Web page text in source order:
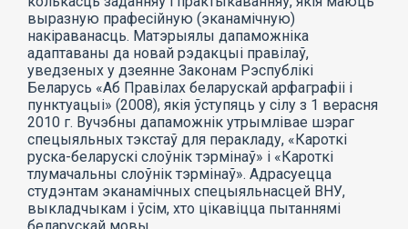
выразную прафесійную (эканамічную)
накіраванасць. Матэрыялы дапаможніка
адаптаваны да новай рэдакцыі правілаў,
уведзеных у дзеянне Законам Рэспублікі
Беларусь «Аб Правілах беларускай арфаграфіі і
пунктуацыі» (2008), якія ўступяць у сілу з 1 верасня
2010 г. Вучэбны дапаможнік утрымлівае шэраг
спецыяльных тэкстаў для перакладу, «Кароткі
руска-беларускі слоўнік тэрмінаў» і «Кароткі
тлумачальны слоўнік тэрмінаў». Адрасуецца
студэнтам эканамічных спецыяльнасцей ВНУ,
выкладчыкам і ўсім, хто цікавіцца пытаннямі